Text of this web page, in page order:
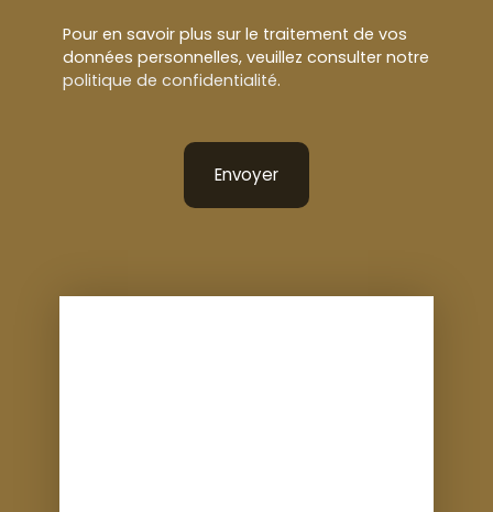
Pour en savoir plus sur le traitement de vos
données personnelles, veuillez consulter notre
politique de confidentialité.
Envoyer